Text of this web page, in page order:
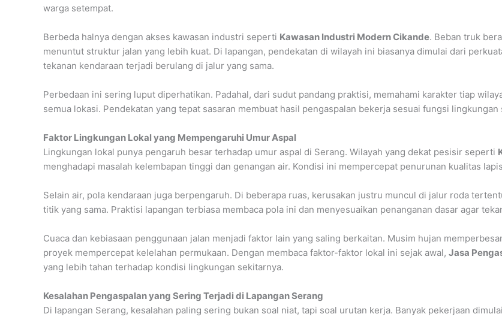
warga setempat.
Berbeda halnya dengan akses kawasan industri seperti Kawasan Industri Modern Cikande. Beban truk
menuntut struktur jalan yang lebih kuat. Di lapangan, pendekatan di wilayah ini biasanya dimulai dari
tekanan kendaraan terjadi berulang di jalur yang sama.
Perbedaan ini sering luput diperhatikan. Padahal, dari sudut pandang praktisi, memahami karakter tiap
semua lokasi. Pendekatan yang tepat sasaran membuat hasil pengaspalan bekerja sesuai fungsi lingkungan
Faktor Lingkungan Lokal yang Mempengaruhi Umur Aspal
Lingkungan lokal punya pengaruh besar terhadap umur aspal di Serang. Wilayah yang dekat pesisir seperti
menghadapi masalah kelembapan tinggi dan genangan air. Kondisi ini mempercepat penurunan kualitas
Selain air, pola kendaraan juga berpengaruh. Di beberapa ruas, kerusakan justru muncul di jalur roda
titik yang sama. Praktisi lapangan terbiasa membaca pola ini dan menyesuaikan penanganan dasar agar
Cuaca dan kebiasaan penggunaan jalan menjadi faktor lain yang saling berkaitan. Musim hujan
proyek mempercepat kelelahan permukaan. Dengan membaca faktor-faktor lokal ini sejak awal, Jasa
yang lebih tahan terhadap kondisi lingkungan sekitarnya.
Kesalahan Pengaspalan yang Sering Terjadi di Lapangan Serang
Di lapangan Serang, kesalahan paling sering bukan soal niat, tapi soal urutan kerja. Banyak pekerjaan